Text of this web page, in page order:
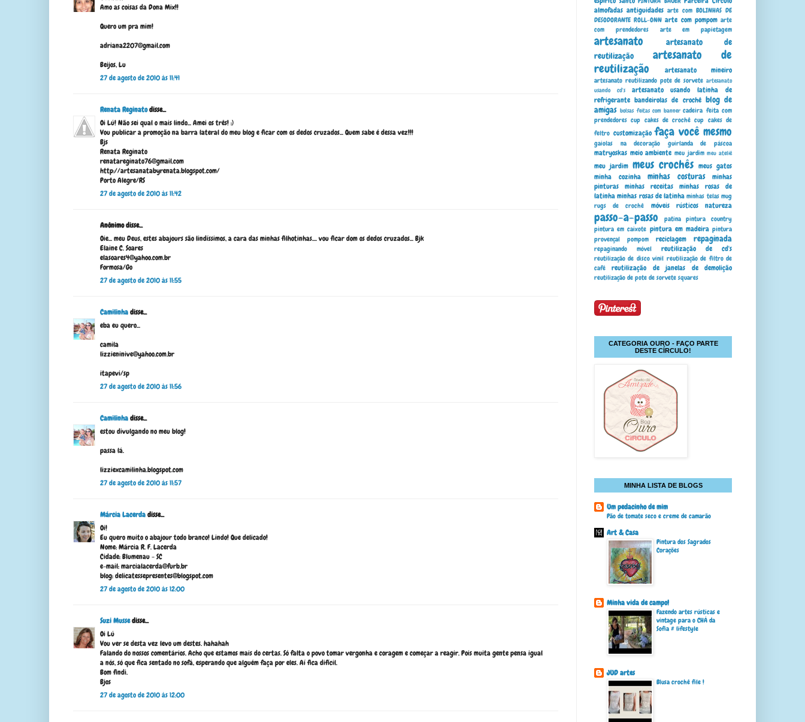
Amo as coisas da Dona Mix!!
Quero um pra mim!
adriana2207@gmail.com
Beijos, Lu
27 de agosto de 2010 às 11:41
Renata Reginatodisse...
Oi Lú! Não sei qual o mais lindo... Amei os três! :)
Vou publicar a promoção na barra lateral do meu blog e ficar com os dedos cruzados... Quem sabe é dessa vez!!!
Bjs
Renata Reginato
renatareginato76@gmail.com
http://artesanatabyrenata.blogspot.com/
Porto Alegre/RS
27 de agosto de 2010 às 11:42
Anônimo disse...
Oie... meu Deus, estes abajours são lindíssimos, a cara das minhas filhotinhas.... vou ficar dom os dedos cruzados... Bjk
Elaine C. Soares
elasoares4@yahoo.com.br
Formosa/Go
27 de agosto de 2010 às 11:55
Camilinhadisse...
eba eu quero...
camila
lizzieninive@yahoo.com.br
itapevi/sp
27 de agosto de 2010 às 11:56
Camilinhadisse...
estou divulgando no meu blog!
passa lá.
lizziexcamilinha.blogspot.com
27 de agosto de 2010 às 11:57
Márcia Lacerdadisse...
Oi!
Eu quero muito o abajour todo branco! Lindo! Que delicado!
Nome: Márcia R. F. Lacerda
Cidade: Blumenau - SC
e-mail: marcialacerda@furb.br
blog: delicatessepresentes@blogspot.com
27 de agosto de 2010 às 12:00
Suzi Mussedisse...
Oi Lú
Vou ver se desta vez levo um destes. hahahah
Falando do nossos comentários. Acho que estamos mais do certas. Só falta o povo tomar vergonha e coragem e começar a reagir. Pois muita gente pensa igual
a nós, só que fica sentado no sofá, esperando que alguém faça por eles. Aí fica difícil.
Bom findi.
Bjos
27 de agosto de 2010 às 12:00
almofadas antiguidades arte com BOLINHAS DE
DESODORANTE ROLL-ONN arte com pompom arte
com prendedores
arte em papietagem
artesanato
artesanato de
reutilização
artesanato de
reutilização
artesanato mineiro
artesanato reutilizando pote de sorvete artesanato
usando cd's
artesanato usando latinha de
refrigerante bandeirolas de crochê blog de
amigas bolsas feitas com banner cadeira feita com
prendedores cup cakes de crochê cup cakes de
feltro customização faça você mesmo
gaiolas na decoração guirlanda de páscoa
matryoskas meio ambiente meu jardim meu ateliê
meu jardim meus crochês meus gatos
minha cozinha
minhas costuras
minhas
pinturas
minhas receitas
minhas rosas de
latinha minhas rosas de latinha minhas telas mug
rugs de crochê
móveis rústicos natureza
passo-a-passo patina
pintura country
pintura em caixote pintura em madeira pintura
provençal
pompom reciclagem repaginada
repaginando móvel reutilização de cd's
reutilização de disco vinil reutilização de filtro de
café
reutilização de janelas de demolição
reutilização de pote de sorvete squares
CATEGORIA OURO - FAÇO PARTE
DESTE CÍRCULO!
MINHA LISTA DE BLOGS
Um pedacinho de mim
Pão de tomate seco e creme de camarão
Art & Casa
Pintura dos Sagrados
Corações
Minha vida de campo!
Fazendo artes rústicas e
vintage para o CHÁ da
Sofia # lifestyle
JUD artes
Blusa crochê file !